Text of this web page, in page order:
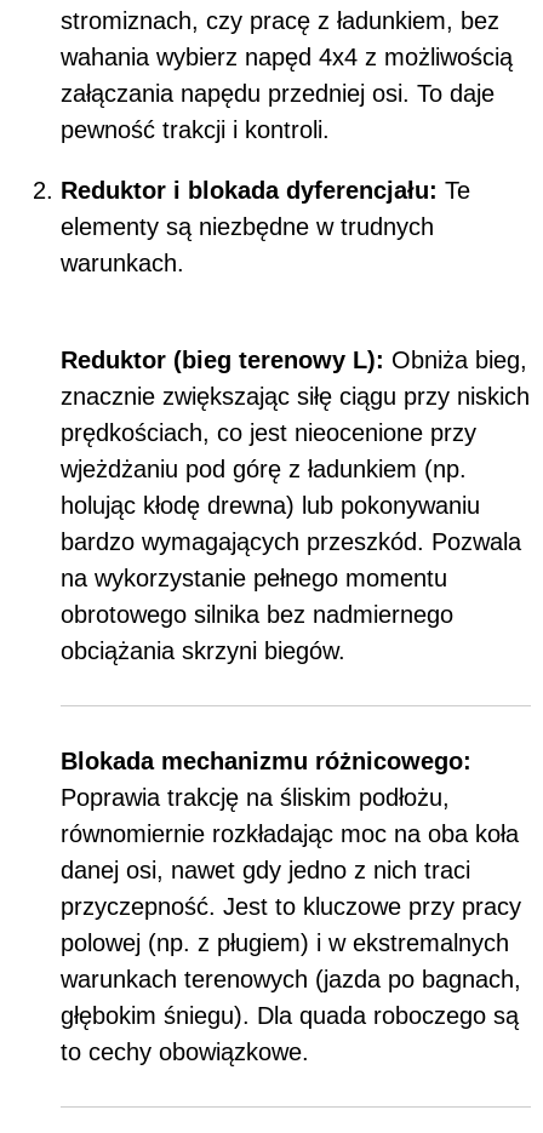
stromiznach, czy pracę z ładunkiem, bez
wahania wybierz napęd 4x4 z możliwością
załączania napędu przedniej osi. To daje
pewność trakcji i kontroli.
Reduktor i blokada dyferencjału: Te
elementy są niezbędne w trudnych
warunkach.
Reduktor (bieg terenowy L): Obniża bieg,
znacznie zwiększając siłę ciągu przy niskich
prędkościach, co jest nieocenione przy
wjeżdżaniu pod górę z ładunkiem (np.
holując kłodę drewna) lub pokonywaniu
bardzo wymagających przeszkód. Pozwala
na wykorzystanie pełnego momentu
obrotowego silnika bez nadmiernego
obciążania skrzyni biegów.
Blokada mechanizmu różnicowego:
Poprawia trakcję na śliskim podłożu,
równomiernie rozkładając moc na oba koła
danej osi, nawet gdy jedno z nich traci
przyczepność. Jest to kluczowe przy pracy
polowej (np. z pługiem) i w ekstremalnych
warunkach terenowych (jazda po bagnach,
głębokim śniegu). Dla quada roboczego są
to cechy obowiązkowe.